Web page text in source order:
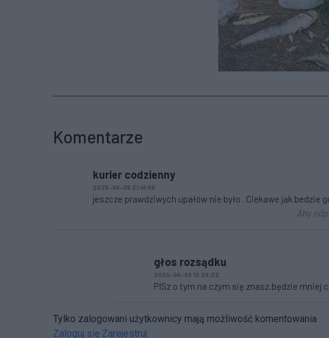
Komentarze
kurier codzienny
2026-06-08 21:41:06
jeszcze prawdziwych upałów nie było . Ciekawe jak bedzie
Aby
głos rozsądku
2026-06-09 19:26:22
PISz o tym na czym się znasz,będzie mniej
Tylko zalogowani użytkownicy mają możliwość komentowania
Zaloguj się Zarejestruj